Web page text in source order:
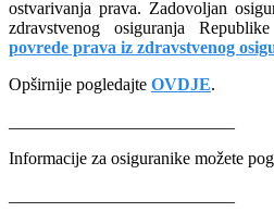
ostvarivanja prava. Zadovoljan
zdravstvenog osiguranja
povrede prava iz zdravstvenog
Opširnije pogledajte OVDJE.
Informacije za osiguranike možete